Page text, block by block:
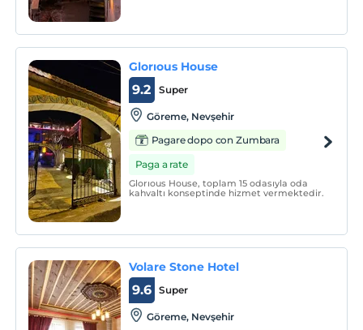
isimleri ve anlamları vardır.
Glorıous House
Super
9.2
Göreme, Nevşehir
Pagare dopo con Zumbara
Paga a rate
Glorıous House, toplam 15 odasıyla oda
kahvaltı konseptinde hizmet vermektedir.
Volare Stone Hotel
Super
9.6
Göreme, Nevşehir